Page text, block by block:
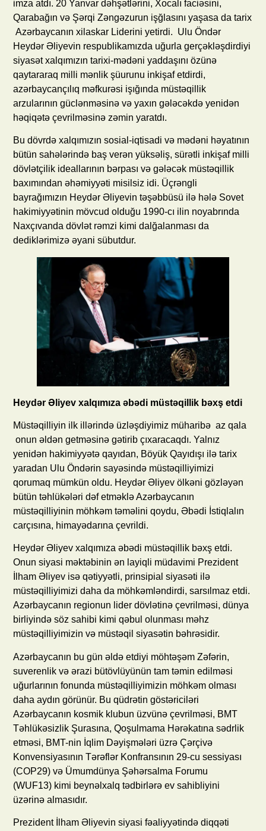
imza atdı. 20 Yanvar dəhşətlərini, Xocalı faciəsini,
Qarabağın və Şərqi Zəngəzurun işğlasını yaşasa da tarix
Azərbaycanın xilaskar Liderini yetirdi. Ulu Öndər
Heydər Əliyevin respublikamızda uğurla gerçəkləşdirdiyi
siyasət xalqımızın tarixi-mədəni yaddaşını özünə
qaytararaq milli mənlik şüurunu inkişaf etdirdi,
azərbaycançılıq məfkurəsi işığında müstəqillik
arzularının güclənməsinə və yaxın gələcəkdə yenidən
həqiqətə çevrilməsinə zəmin yaratdı.
Bu dövrdə xalqımızın sosial-iqtisadi və mədəni həyatının
bütün sahələrində baş verən yüksəliş, sürətli inkişaf milli
dövlətçilik ideallarının bərpası və gələcək müstəqillik
baxımından əhəmiyyəti misilsiz idi. Üçrəngli
bayrağımızın Heydər Əliyevin təşəbbüsü ilə hələ Sovet
hakimiyyətinin mövcud olduğu 1990-cı ilin noyabrında
Naxçıvanda dövlət rəmzi kimi dalğalanması da
dediklərimizə əyani sübutdur.
Heydər Əliyev xalqımıza əbədi müstəqillik bəxş etdi
Müstəqilliyin ilk illərində üzləşdiyimiz müharibə az qala
onun əldən getməsinə gətirib çıxaracaqdı. Yalnız
yenidən hakimiyyətə qayıdan, Böyük Qayıdışı ilə tarix
yaradan Ulu Öndərin sayəsində müstəqilliyimizi
qorumaq mümkün oldu. Heydər Əliyev ölkəni gözləyən
bütün təhlükələri dəf etməklə Azərbaycanın
müstəqilliyinin möhkəm təməlini qoydu, Əbədi İstiqlalın
carçısına, himayədarına çevrildi.
Heydər Əliyev xalqımıza əbədi müstəqillik bəxş etdi.
Onun siyasi məktəbinin ən layiqli müdavimi Prezident
İlham Əliyev isə qətiyyətli, prinsipial siyasəti ilə
müstəqilliyimizi daha da möhkəmləndirdi, sarsılmaz etdi.
Azərbaycanın regionun lider dövlətinə çevrilməsi, dünya
birliyində söz sahibi kimi qəbul olunması məhz
müstəqilliyimizin və müstəqil siyasətin bəhrəsidir.
Azərbaycanın bu gün əldə etdiyi möhtəşəm Zəfərin,
suverenlik və ərazi bütövlüyünün tam təmin edilməsi
uğurlarının fonunda müstəqilliyimizin möhkəm olması
daha aydın görünür. Bu qüdrətin göstəriciləri
Azərbaycanın kosmik klubun üzvünə çevrilməsi, BMT
Təhlükəsizlik Şurasına, Qoşulmama Hərəkatına sədrlik
etməsi, BMT-nin İqlim Dəyişmələri üzrə Çərçivə
Konvensiyasının Tərəflər Konfransının 29-cu sessiyası
(COP29) və Ümumdünya Şəhərsalma Forumu
(WUF13) kimi beynəlxalq tədbirlərə ev sahibliyini
üzərinə almasıdır.
Prezident İlham Əliyevin siyasi fəaliyyətində diqqəti